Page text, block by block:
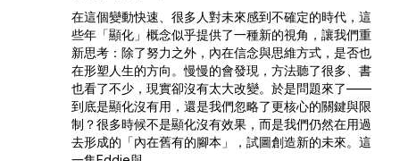
在這個變動快速、很多人對未來感到不確定的時代，這
些年「顯化」概念似乎提供了一種新的視角，讓我們重
新思考：除了努力之外，內在信念與思維方式，是否也
在形塑人生的方向。慢慢的會發現，方法聽了很多、書
也看了不少，現實卻沒有太大改變。於是問題來了——
到底是顯化沒有用，還是我們忽略了更核心的關鍵與限
制？很多時候不是顯化沒有效果，而是我們仍然在用過
去形成的「內在舊有的腳本」，試圖創造新的未來。這